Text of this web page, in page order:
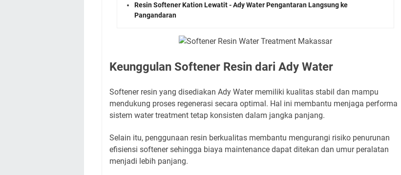
Resin Softener Kation Lewatit - Ady Water Pengantaran Langsung ke
Pangandaran
Keunggulan Softener Resin dari Ady Water
Softener resin yang disediakan Ady Water memiliki kualitas stabil dan mampu
mendukung proses regenerasi secara optimal. Hal ini membantu menjaga performa
sistem water treatment tetap konsisten dalam jangka panjang.
Selain itu, penggunaan resin berkualitas membantu mengurangi risiko penurunan
efisiensi softener sehingga biaya maintenance dapat ditekan dan umur peralatan
menjadi lebih panjang.